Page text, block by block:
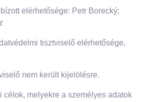
elérhetősége: Petr Borecký;
tisztviselő elérhetősége,
nem került kijelölésre.
célok, melyekre a személyes adatok